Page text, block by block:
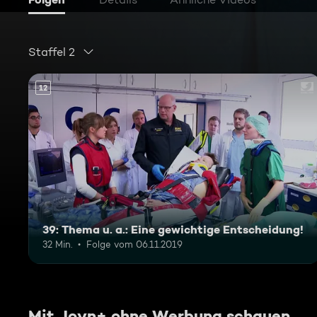
Staffel 2
12
39: Thema u. a.: Eine gewichtige Entscheidung!
32 Min. Folge vom 06.11.2019